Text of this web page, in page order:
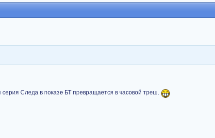
серия Следа в показе БТ превращается в часовой треш.